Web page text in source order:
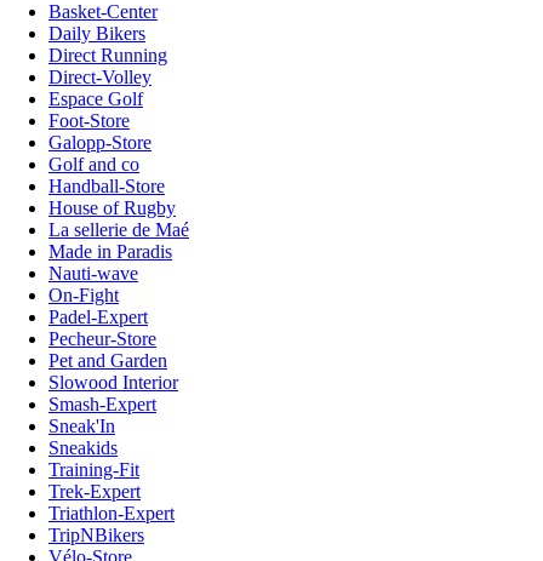
Basket-Center
Daily Bikers
Direct Running
Direct-Volley
Espace Golf
Foot-Store
Galopp-Store
Golf and co
Handball-Store
House of Rugby
La sellerie de Maé
Made in Paradis
Nauti-wave
On-Fight
Padel-Expert
Pecheur-Store
Pet and Garden
Slowood Interior
Smash-Expert
Sneak'In
Sneakids
Training-Fit
Trek-Expert
Triathlon-Expert
TripNBikers